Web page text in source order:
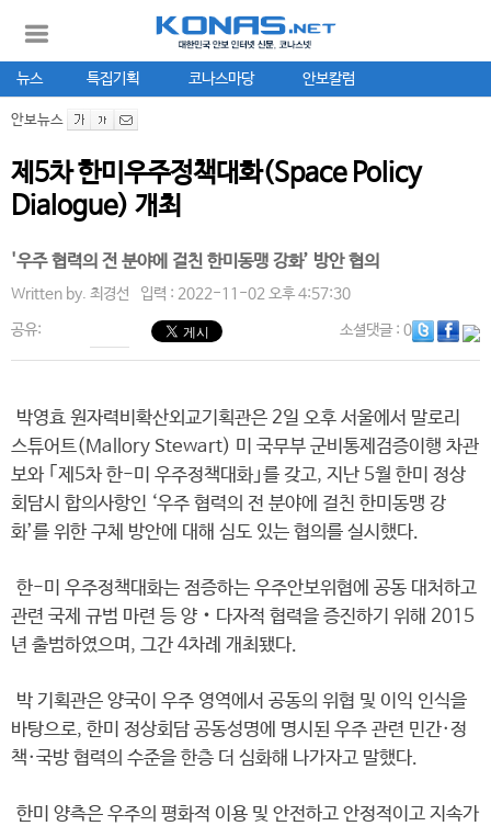
뉴스 특집기획 코나스마당 안보칼럼
안보뉴스
제5차 한미우주정책대화(Space Policy
Dialogue) 개최
'우주 협력의 전 분야에 걸친 한미동맹 강화’ 방안 협의
Written by. 최경선 입력 : 2022-11-02 오후 4:57:30
공유: 소셜댓글: 0
박영효 원자력비확산외교기획관은 2일 오후 서울에서 말로리
스튜어트(Mallory Stewart) 미 국무부 군비통제검증이행 차관
보와 ｢제5차 한-미 우주정책대화｣를 갖고, 지난 5월 한미 정상
회담시 합의사항인 ‘우주 협력의 전 분야에 걸친 한미동맹 강
화’를 위한 구체 방안에 대해 심도 있는 협의를 실시했다.
한-미 우주정책대화는 점증하는 우주안보위협에 공동 대처하고
관련 국제 규범 마련 등 양‧다자적 협력을 증진하기 위해 2015
년 출범하였으며, 그간 4차례 개최됐다.
박 기획관은 양국이 우주 영역에서 공동의 위협 및 이익 인식을
바탕으로, 한미 정상회담 공동성명에 명시된 우주 관련 민간·정
책·국방 협력의 수준을 한층 더 심화해 나가자고 말했다.
한미 양측은 우주의 평화적 이용 및 안전하고 안정적이고 지속가